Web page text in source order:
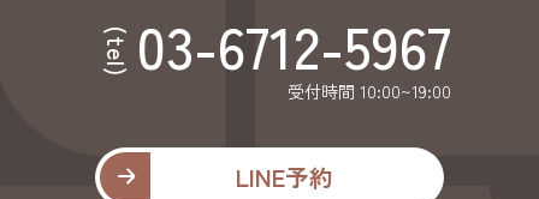
(tel) 03-6712-5967
受付時間 10:00~19:00
LINE予約